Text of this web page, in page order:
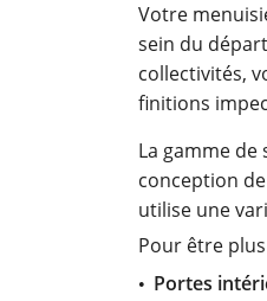
Votre
sein du
collectivités,
finitions
La gamme
conception
utilise une
Pour être
Portes